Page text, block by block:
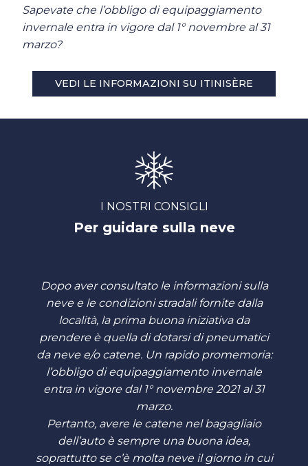
Sapevate che l’obbligo di equipaggiamento
invernale entra in vigore dal 1° novembre al 31
marzo?
VEDI LE INFORMAZIONI SU ITINISÈRE
I NOSTRI CONSIGLI
Per guidare sulla neve
Dopo aver consultato le informazioni sulla
neve e le condizioni stradali fornite dalla
località, la prima buona iniziativa da
prendere è quella di dotarsi di pneumatici
da neve e/o catene. Un rapido promemoria:
l’obbligo di equipaggiamento invernale
entra in vigore dal 1° novembre 2021 al 31
marzo.
Pertanto, avere le catene nel bagagliaio
dell’auto è sempre una buona idea,
soprattutto se c’è molta neve il giorno in cui